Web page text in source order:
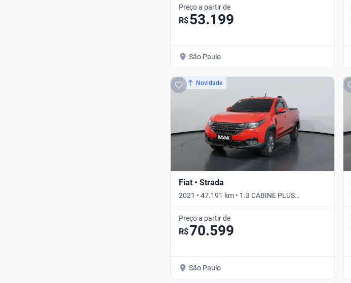
Preço a partir de
R$53.199
São Paulo
Novidade
Fiat • Strada
2021 • 47.191 km • 1.3 CABINE PLUS
FREEDOM • Manual
Preço a partir de
R$70.599
São Paulo